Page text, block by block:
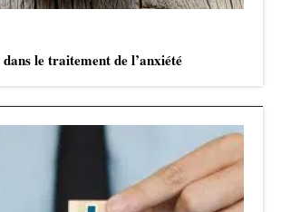
le traitement de l’anxiété